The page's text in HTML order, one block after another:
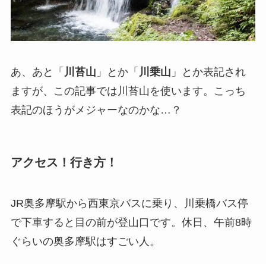
あ、あと「 川苔山 」とか「 川乗山 」とか表記され
ますが、この記事では川苔山を使います。こっち
表記のほうがメジャーなのかな…？
アクセス！行き方！
JR奥多摩駅から西東京バスに乗り、川乗橋バス停
で下車すると目の前が登山口です。休日、午前8時
ぐらいの奥多摩駅はすごい人。